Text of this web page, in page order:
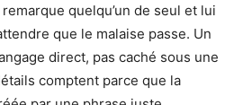
quelqu’un de seul et lui
que le malaise passe. Un
direct, pas caché sous une
comptent parce que la